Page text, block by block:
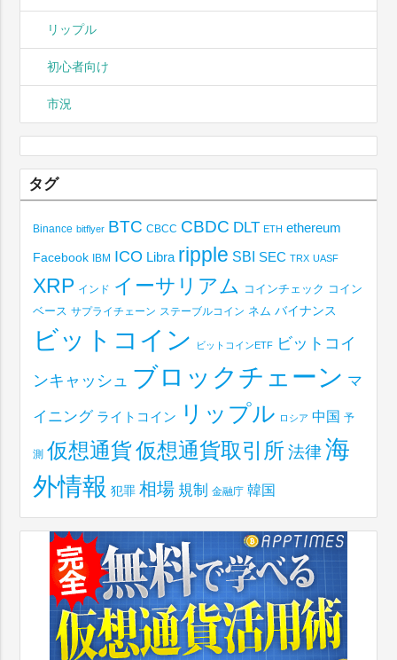
リップル
初心者向け
市況
タグ
Binance bitflyer BTC CBCC CBDC DLT ETH ethereum
Facebook IBM ICO Libra ripple SBI SEC TRX UASF
XRP インド イーサリアム コインチェック コイン
ベース サプライチェーン ステーブルコイン ネム バイナンス
ビットコイン ビットコインETF ビットコイ
ンキャッシュ ブロックチェーン マ
イニング ライトコイン リップル ロシア 中国 予
測 仮想通貨仮想通貨取引所 法律 海
外情報 犯罪 相場 規制 金融庁 韓国